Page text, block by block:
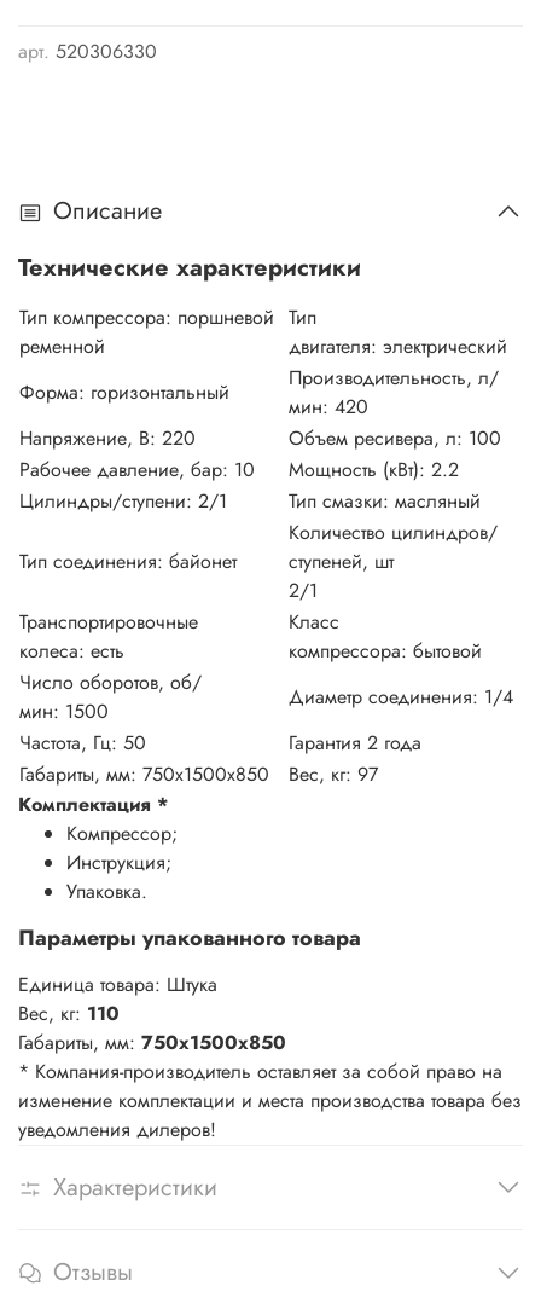
арт. 520306330
Описание
Технические характеристики
Тип компрессора: поршневой
ременной
Тип
двигателя: электрический
Форма: горизонтальный
Производительность, л/
мин: 420
Напряжение, В: 220 Объем ресивера, л: 100
Рабочее давление, бар: 10 Мощность (кВт): 2.2
Цилиндры/ступени: 2/1 Тип смазки: масляный
Тип соединения: байонет
Количество цилиндров/
ступеней, шт
2/1
Транспортировочные
колеса: есть
Класс
компрессора: бытовой
Число оборотов, об/
мин: 1500
Диаметр соединения: 1/4
Частота, Гц: 50
Гарантия 2 года
Габариты, мм: 750х1500х850 Вес, кг: 97
Комплектация *
Компрессор;
Инструкция;
Упаковка.
Параметры упакованного товара
Единица товара: Штука
Вес, кг: 110
Габариты, мм: 750х1500х850
* Компания-производитель оставляет за собой право на
изменение комплектации и места производства товара без
уведомления дилеров!
Характеристики
Отзывы